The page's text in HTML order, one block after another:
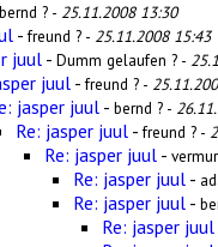
bernd ? - 25.11.2008 13:30
-freund ? - 25.11.2008 15:43
juul - Dumm gelaufen ? -
juul -freund ? -
jasper juul - bernd ? -
Re: jasper juul -freund ? -
Re: jasper juul -
Re: jasper juul -
Re: jasper juul -
Re: jasper juul